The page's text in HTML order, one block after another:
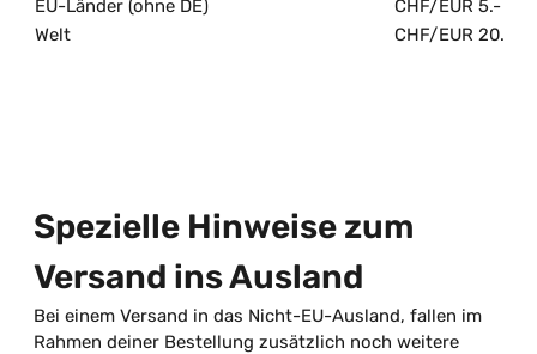
EU-Länder (ohne DE)
CHF/EUR 5.-
Welt
CHF/EUR 20.-
Spezielle Hinweise zum
Versand ins Ausland
Bei einem Versand in das Nicht-EU-Ausland, fallen im
Rahmen deiner Bestellung zusätzlich noch weitere